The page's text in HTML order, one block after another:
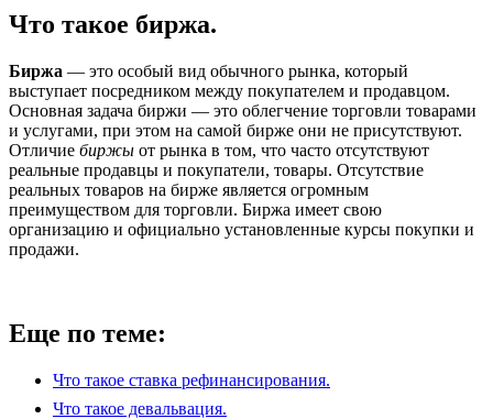
Что такое биржа.
Биржа — это особый вид обычного рынка, который
выступает посредником между покупателем и продавцом.
Основная задача биржи — это облегчение торговли товарами
и услугами, при этом на самой бирже они не присутствуют.
Отличие биржы от рынка в том, что часто отсутствуют
реальные продавцы и покупатели, товары. Отсутствие
реальных товаров на бирже является огромным
преимуществом для торговли. Биржа имеет свою
организацию и официально установленные курсы покупки и
продажи.
Еще по теме:
Что такое ставка рефинансирования.
Что такое девальвация.